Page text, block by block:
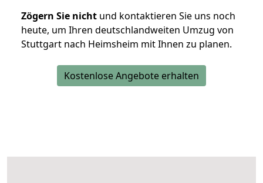
Zögern Sie nicht und kontaktieren Sie uns noch
heute, um Ihren deutschlandweiten Umzug von
Stuttgart nach Heimsheim mit Ihnen zu planen.
Kostenlose Angebote erhalten